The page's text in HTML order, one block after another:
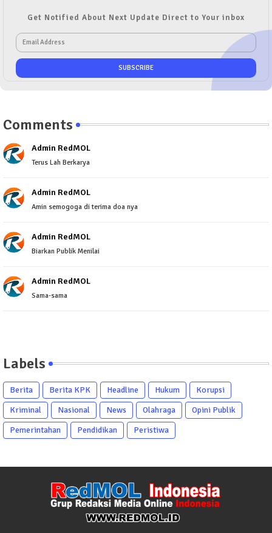
Get Notified About Next Update Direct to Your inbox
Comments
Admin RedMOL
Terus Lah Berkarya
Admin RedMOL
Amin semogoga di terima doa nya
Admin RedMOL
Biarkan Publik Menilai
Admin RedMOL
Sama-sama
Labels
Berita Berita KPK Headline Hukum
Korupsi
Kriminal
Nasional News Olahraga
Opini Publik
Pemerintahan
Pendidikan Peristiwa